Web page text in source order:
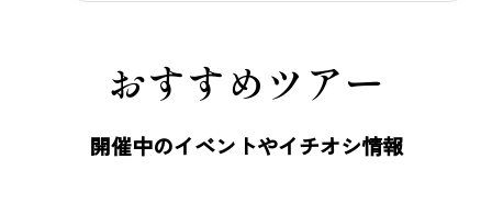
帯にしっかりと活動できるように備
ちが思っている以上に暑さに強く、
おすすめツアー
開催中のイベントやイチオシ情報